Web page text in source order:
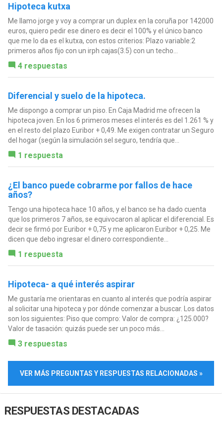
Hipoteca kutxa
Me llamo jorge y voy a comprar un duplex en la coruña por 142000
euros, quiero pedir ese dinero es decir el 100% y el único banco
que me lo da es el kutxa, con estos criterios: Plazo variable:2
primeros años fijo con un irph cajas(3.5) con un techo...
4 respuestas
Diferencial y suelo de la hipoteca.
Me dispongo a comprar un piso. En Caja Madrid me ofrecen la
hipoteca joven. En los 6 primeros meses el interés es del 1.261 % y
en el resto del plazo Euribor + 0,49. Me exigen contratar un Seguro
del hogar (según la simulación sel seguro, tendría que...
1 respuesta
¿El banco puede cobrarme por fallos de hace
años?
Tengo una hipoteca hace 10 años, y el banco se ha dado cuenta
que los primeros 7 años, se equivocaron al aplicar el diferencial. Es
decir se firmó por Euribor + 0,75 y me aplicaron Euribor + 0,25. Me
dicen que debo ingresar el dinero correspondiente...
1 respuesta
Hipoteca- a qué interés aspirar
Me gustaría me orientaras en cuanto al interés que podría aspirar
al solicitar una hipoteca y por dónde comenzar a buscar. Los datos
son los siguientes: Piso que compro: Valor de compra: ¿125.000?
Valor de tasación: quizás puede ser un poco más...
3 respuestas
VER MÁS PREGUNTAS Y RESPUESTAS RELACIONADAS »
RESPUESTAS DESTACADAS